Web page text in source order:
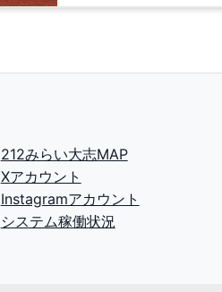
212みらい大志MAP
Xアカウント
Instagramアカウント
システム稼働状況